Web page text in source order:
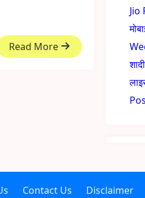
Read More
Jio
Contact Us Disclaimer